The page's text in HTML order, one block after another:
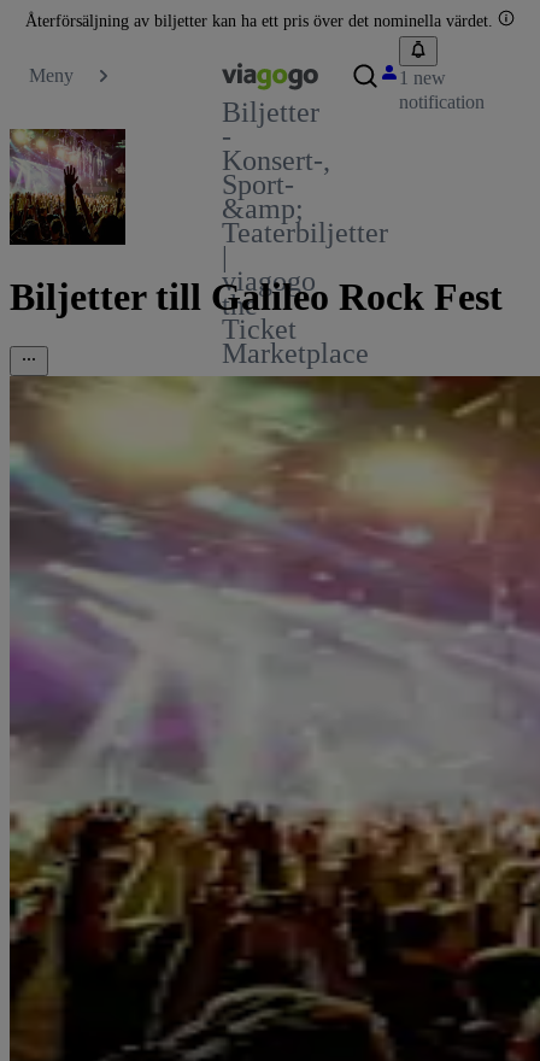
Återförsäljning av biljetter kan ha ett pris över det nominella värdet.
Meny
Biljetter
-
Konsert-,
Sport-
&amp;
Teaterbiljetter
|
viagogo
the
Ticket
Marketplace
1 new
notification
Biljetter till Galileo Rock Fest